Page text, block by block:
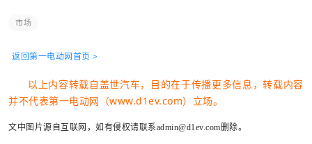
市场
返回第一电动网首页 >
以上内容转载自盖世汽车，目的在于传播更多信息，转载内容
并不代表第一电动网（www.d1ev.com）立场。
文中图片源自互联网，如有侵权请联系admin@d1ev.com删除。